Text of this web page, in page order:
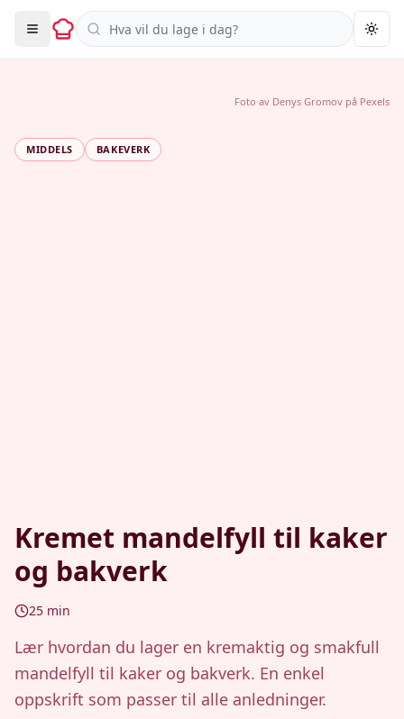
Søk i oppskrifter
MIDDELS BAKEVERK
Kremet mandelfyll til kaker
og bakverk
25 min
Lær hvordan du lager en kremaktig og smakfull
mandelfyll til kaker og bakverk. En enkel
oppskrift som passer til alle anledninger.
Foto av Denys Gromov på Pexels